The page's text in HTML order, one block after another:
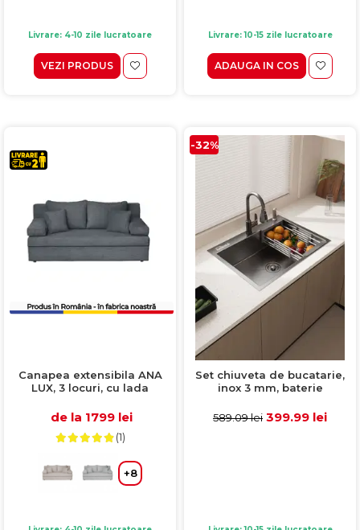
Livrare: 4-10 zile lucratoare
VEZI PRODUS
Livrare: 10-15 zile lucratoare
ADAUGA IN COS
Canapea extensibila ANA
LUX, 3 locuri, cu lada
185x82x80 cm
de la 1799 lei
(1)
+8
-32%
Set chiuveta de bucatarie,
inox 3 mm, baterie
scurgere vase, dozator
589.09 lei 399.99 lei